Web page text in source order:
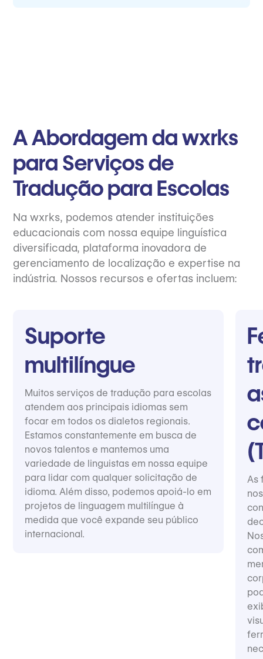
A Abordagem da wxrks
para Serviços de
Tradução para Escolas
Na wxrks, podemos atender instituições
educacionais com nossa equipe linguística
diversificada, plataforma inovadora de
gerenciamento de localização e expertise na
indústria. Nossos recursos e ofertas incluem:
Suporte
multilíngue
Muitos serviços de tradução para escolas
atendem aos principais idiomas sem
focar em todos os dialetos regionais.
Estamos constantemente em busca de
novos talentos e mantemos uma
variedade de linguistas em nossa equipe
para lidar com qualquer solicitação de
idioma. Além disso, podemos apoiá-lo em
projetos de linguagem multilíngue à
medida que você expande seu público
internacional.
As